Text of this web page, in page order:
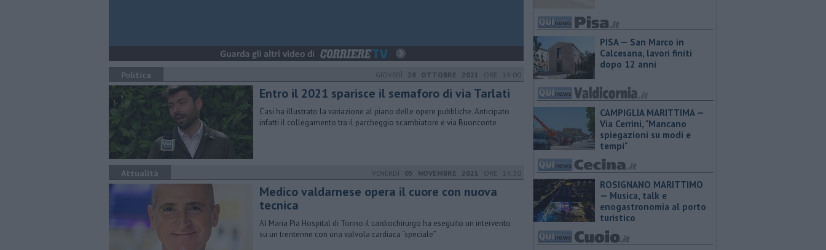
Politica GIOVEDÌ 28 OTTOBRE 2021 ORE 19:00
Entro il 2021 sparisce il semaforo di via Tarlati
Casi ha illustrato la variazione al piano delle opere pubbliche. Anticipato
infatti il collegamento tra il parcheggio scambiatore e via Buonconte
Attualità VENERDÌ 05 NOVEMBRE 2021 ORE 14:30
Medico valdarnese opera il cuore con nuova
tecnica
Al Maria Pia Hospital di Torino il cardiochirurgo ha eseguito un intervento
su un trentenne con una valvola cardiaca “speciale”
PISA — San Marco in
Calcesana, lavori finiti
dopo 12 anni
CAMPIGLIA MARITTIMA —
Via Cerrini, "Mancano
spiegazioni su modi e
tempi"
ROSIGNANO MARITTIMO
— Musica, talk e
enogastronomia al porto
turistico